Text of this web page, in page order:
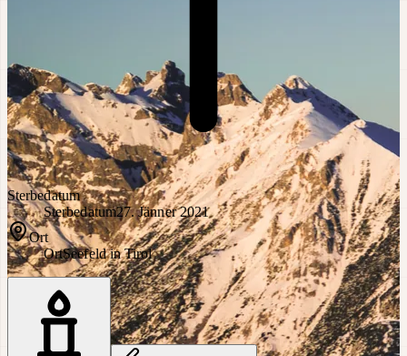
Sterbedatum
Sterbedatum27. Jänner 2021
Ort
OrtSeefeld in Tirol